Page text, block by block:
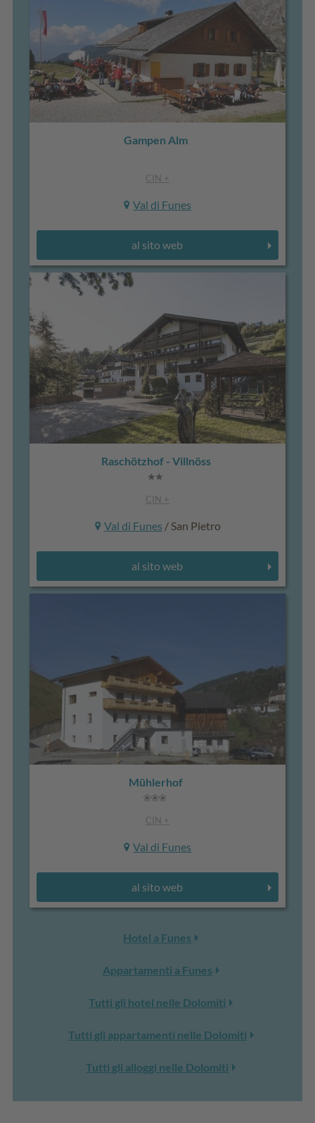
Gampen Alm
CIN +
Val di Funes
al sito web
Raschötzhof - Villnöss
CIN +
Val di Funes / San Pietro
al sito web
Mühlerhof
CIN +
Val di Funes
al sito web
Hotel a Funes
Appartamenti a Funes
Tutti gli hotel nelle Dolomiti
Tutti gli appartamenti nelle Dolomiti
Tutti gli alloggi nelle Dolomiti